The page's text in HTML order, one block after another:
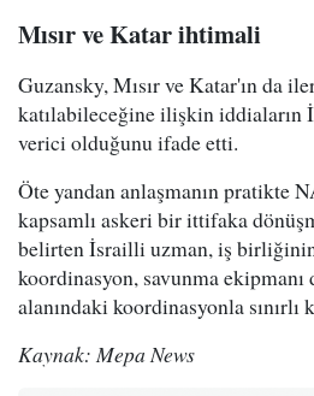
Mısır ve Katar ihtimali
Guzansky, Mısır ve Katar'ın da
katılabileceğine ilişkin iddiaların
verici olduğunu ifade etti.
Öte yandan anlaşmanın pratikte
kapsamlı askeri bir ittifaka
belirten İsrailli uzman, iş
koordinasyon, savunma
alanındaki koordinasyonla
Kaynak: Mepa News